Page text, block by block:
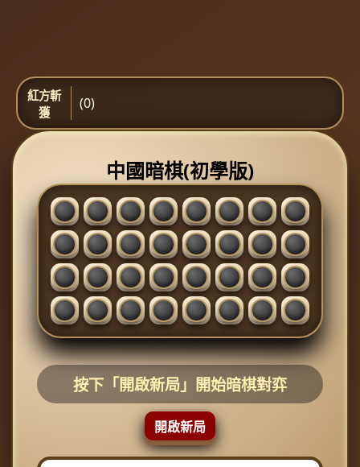
紅方斬
獲
(0)
中國暗棋(初學版)
按下「開啟新局」開始暗棋對弈
開啟新局